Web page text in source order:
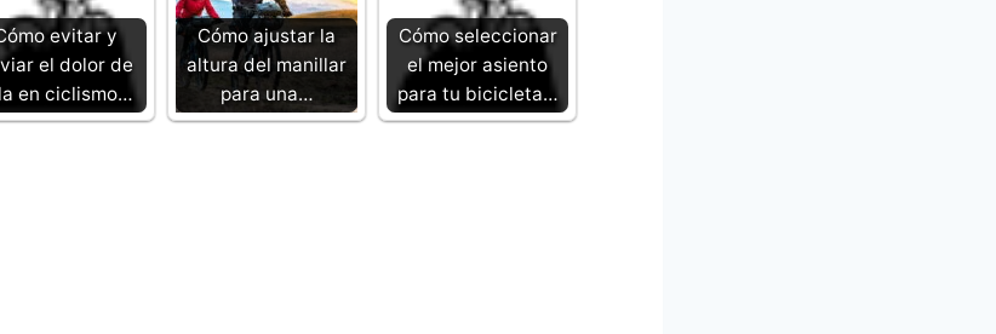
evitar y
el dolor de
en ciclismo…
Cómo ajustar la
altura del manillar
para una…
Cómo seleccionar
el mejor asiento
para tu bicicleta…